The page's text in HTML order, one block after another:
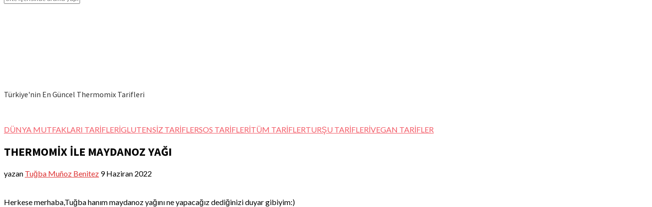
Türkiye'nin En Güncel Thermomix Tarifleri
DÜNYA MUTFAKLARI TARİFLERİGLUTENSİZ TARİFLERSOS TARİFLERİTÜM TARİFLERTURŞU TARİFLERİVEGAN TARİFLER
THERMOMİX İLE MAYDANOZ YAĞI
yazan Tuğba Muñoz Benitez 9 Haziran 2022
Herkese merhaba,Tuğba hanım maydanoz yağını ne yapacağız dediğinizi duyar gibiyim:)